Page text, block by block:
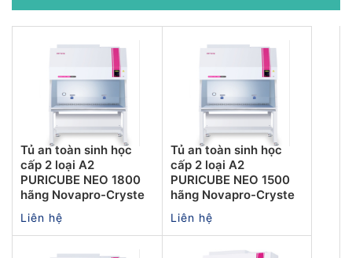
Tủ an toàn sinh học
cấp 2 loại A2
PURICUBE NEO 1800
hãng Novapro-Cryste
Liên hệ
Tủ an toàn sinh học
cấp 2 loại A2
PURICUBE NEO 1500
hãng Novapro-Cryste
Liên hệ